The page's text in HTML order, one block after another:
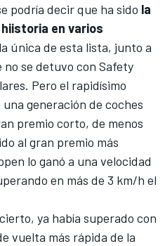
podría decir que ha sido la
en varios
única de esta lista, junto a
se detuvo con Safety
Pero el rapidísimo
generación de coches
premio corto, de menos
al gran premio más
lo ganó a una velocidad
en más de 3 km/h el
ya había superado con
vuelta más rápida de la